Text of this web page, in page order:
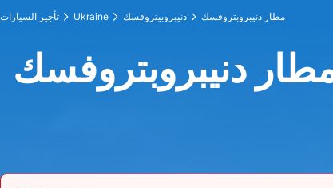
تأجير السيارات Ukraine دنيبروبيتروفسك مطار دنيبروبتروفسك
دنيبروبتروفسك